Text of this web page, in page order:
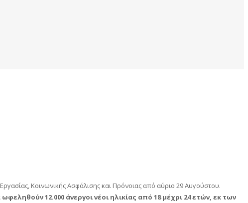
Κοινωνικής Ασφάλισης και Πρόνοιας από αύριο 29 Αυγούστου.
ωφεληθούν 12.000 άνεργοι νέοι ηλικίας από 18 μέχρι 24 ετών, εκ των